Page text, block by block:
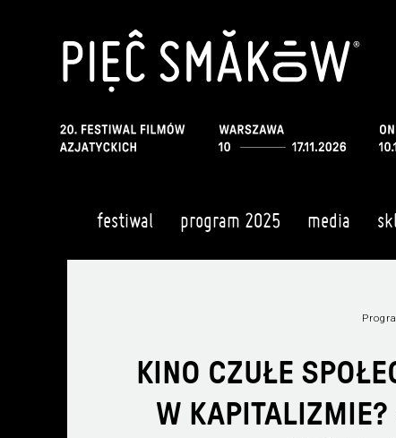
festiwal program 2025 media
KINO CZUŁE
W KAPITALIZMIE?